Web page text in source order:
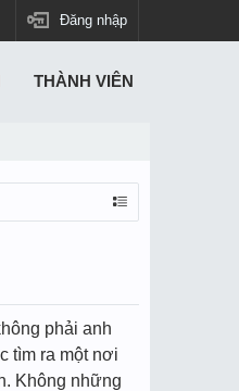
Đăng nhập
phải anh
tìm ra một nơi
Không những
THÀNH VIÊN